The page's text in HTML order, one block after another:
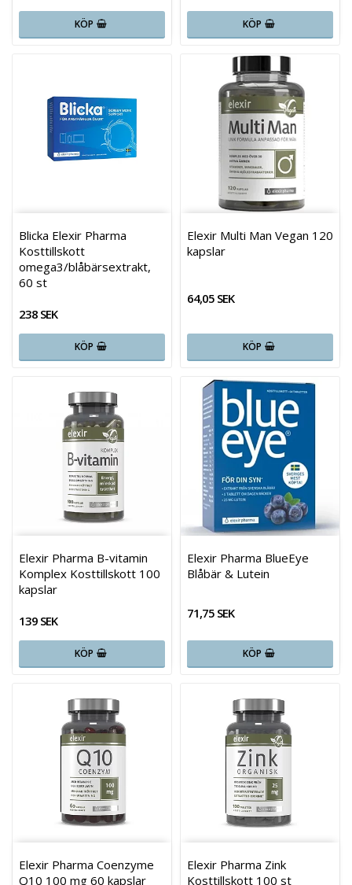
KÖP KÖP
Blicka Elexir Pharma
Kosttillskott
omega3/blåbärsextrakt,
60 st
238 SEK
KÖP
Elexir Multi Man Vegan 120
kapslar
64,05 SEK
KÖP
Elexir Pharma B-vitamin
Komplex Kosttillskott 100
kapslar
139 SEK
KÖP
Elexir Pharma BlueEye
Blåbär & Lutein
71,75 SEK
KÖP
Elexir Pharma Coenzyme
Q10 100 mg 60 kapslar
Elexir Pharma Zink
Kosttillskott 100 st